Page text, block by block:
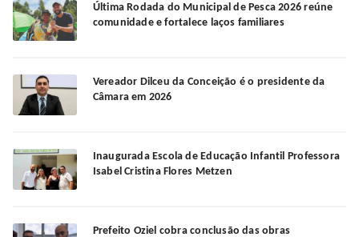
Última Rodada do Municipal de Pesca 2026 reúne
comunidade e fortalece laços familiares
Vereador Dilceu da Conceição é o presidente da
Câmara em 2026
Inaugurada Escola de Educação Infantil Professora
Isabel Cristina Flores Metzen
Prefeito Oziel cobra conclusão das obras